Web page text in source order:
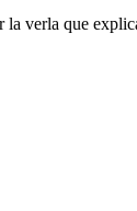
la verla que